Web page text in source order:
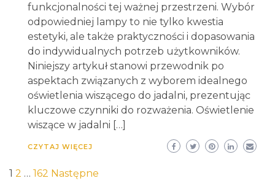
funkcjonalności tej ważnej przestrzeni. Wybór
odpowiedniej lampy to nie tylko kwestia
estetyki, ale także praktyczności i dopasowania
do indywidualnych potrzeb użytkowników.
Niniejszy artykuł stanowi przewodnik po
aspektach związanych z wyborem idealnego
oświetlenia wiszącego do jadalni, prezentując
kluczowe czynniki do rozważenia. Oświetlenie
wiszące w jadalni […]
CZYTAJ WIĘCEJ
Stronicowanie
1 2 … 162 Następne